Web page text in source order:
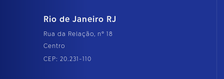
Rio de Janeiro RJ
Rua da Relação, nº 18
Centro
CEP: 20.231-110